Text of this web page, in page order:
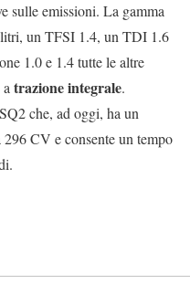
sulle emissioni. La gamma
un TFSI 1.4, un TDI 1.6
1.0 e 1.4 tutte le altre
trazione integrale.
che, ad oggi, ha un
CV e consente un tempo